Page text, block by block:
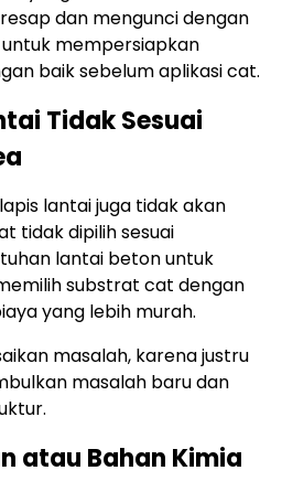
dan mengunci dengan
mempersiapkan
baik sebelum aplikasi cat.
Tidak Sesuai
lantai juga tidak akan
tidak dipilih sesuai
lantai beton untuk
substrat cat dengan
yang lebih murah.
masalah, karena justru
masalah baru dan
atau Bahan Kimia